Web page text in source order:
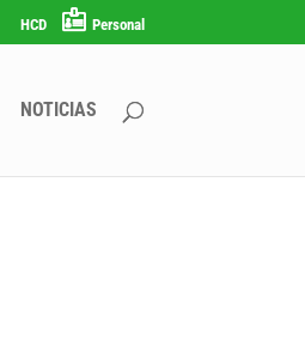
HCD Personal
NOTICIAS